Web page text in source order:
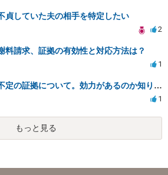
貞していた夫の相手を特定したい
2
料請求、証拠の有効性と対応方法は？
1
慰謝料請求時の不定の証拠について。効力があるのか知りたい。
1
もっと見る